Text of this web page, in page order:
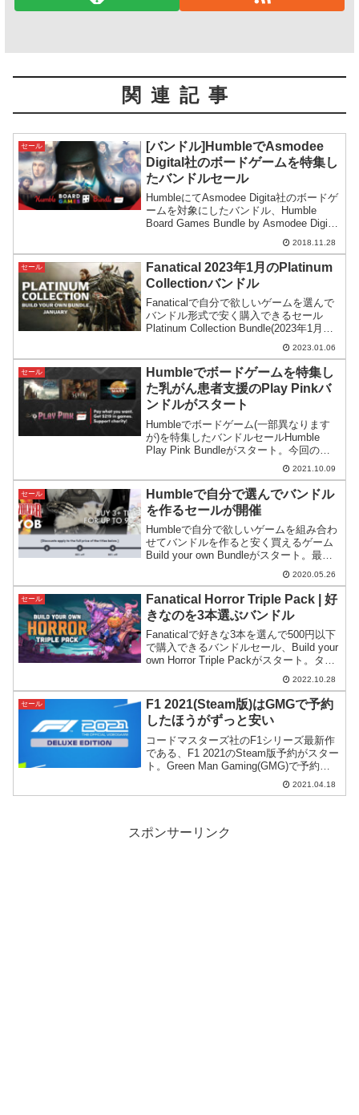
関連記事
セール
[バンドル]HumbleでAsmodee
Digital社のボードゲームを特集し
たバンドルセール
HumbleにてAsmodee Digita社のボードゲ
ームを対象にしたバンドル、Humble
Board Games Bundle by Asmodee Digita
がスタート。卓上ゲームやTRPGのデジ
タル化で長く楽しめそうな内容です。
2018.11.28
セール
Fanatical 2023年1月のPlatinum
Collectionバンドル
Fanaticalで自分で欲しいゲームを選んで
バンドル形式で安く購入できるセール
Platinum Collection Bundle(2023年1月度)
がスタート。The Elder Scrolls Online:
Morrowindの日本での取り扱いがどうなの
か気になります。
2023.01.06
セール
Humbleでボードゲームを特集し
た乳がん患者支援のPlay Pinkバ
ンドルがスタート
Humbleでボードゲーム(一部異なります
が)を特集したバンドルセールHumble
Play Pink Bundleがスタート。今回のバ
ンドル収益はピンクリボンキャンペーン
の一環として乳がん患者支援目的に使わ
れるようです。
2021.10.09
セール
Humbleで自分で選んでバンドル
を作るセールが開催
Humbleで自分で欲しいゲームを組み合わ
せてバンドルを作ると安く買えるゲーム
Build your own Bundleがスタート。最大
2020.05.26
セール
Fanatical Horror Triple Pack | 好
きなのを3本選ぶバンドル
Fanaticalで好きな3本を選んで500円以下
で購入できるバンドルセール、Build your
own Horror Triple Packがスタート。タイ
トルにHorrorと付いていますがホラー以
外のゲームも含まれています。
2022.10.28
セール
F1 2021(Steam版)はGMGで予約
したほうがずっと安い
コードマスターズ社のF1シリーズ最新作
である、F1 2021のSteam版予約がスター
ト。Green Man Gaming(GMG)で予約す
るとSteamより遥かに安く予約購入でき
2021.04.18
スポンサーリンク